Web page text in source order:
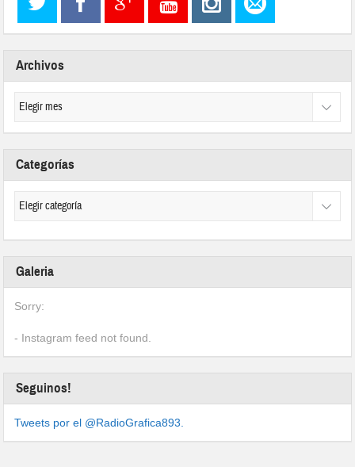
Archivos
Categorías
Galeria
Sorry:
- Instagram feed not found.
Seguinos!
Tweets por el @RadioGrafica893.